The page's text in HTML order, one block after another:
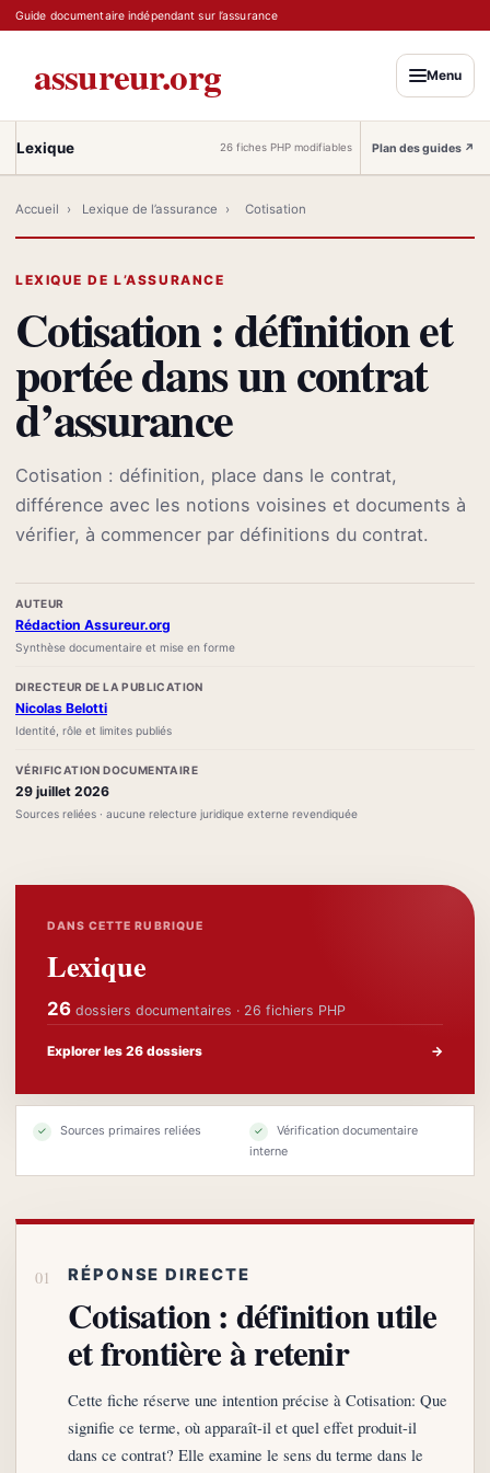
Guide documentaire indépendant sur l’assurance
assureur.org Menu
Lexique 26 fiches PHP modifiables Plan des guides ↗
Accueil › Lexique de l’assurance › Cotisation
LEXIQUE DE L’ASSURANCE
Cotisation : définition et
portée dans un contrat
d’assurance
Cotisation : définition, place dans le contrat,
différence avec les notions voisines et documents à
vérifier, à commencer par définitions du contrat.
AUTEUR
Rédaction Assureur.org
Synthèse documentaire et mise en forme
DIRECTEUR DE LA PUBLICATION
Nicolas Belotti
Identité, rôle et limites publiés
VÉRIFICATION DOCUMENTAIRE
29 juillet 2026
Sources reliées · aucune relecture juridique externe revendiquée
DANS CETTE RUBRIQUE
Lexique
26 dossiers documentaires · 26 fichiers PHP
Explorer les 26 dossiers →
✓ Sources primaires reliées ✓
Vérification documentaire
interne
RÉPONSE DIRECTE
Cotisation : définition utile
et frontière à retenir
Cette fiche réserve une intention précise à Cotisation: Que
signifie ce terme, où apparaît-il et quel effet produit-il
dans ce contrat? Elle examine le sens du terme dans le